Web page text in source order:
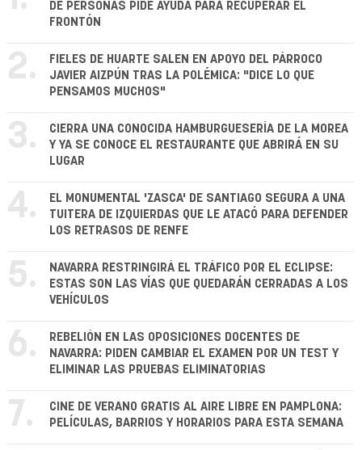
DE PERSONAS PIDE AYUDA PARA RECUPERAR EL
FRONTÓN
2.
FIELES DE HUARTE SALEN EN APOYO DEL PÁRROCO
JAVIER AIZPÚN TRAS LA POLÉMICA: "DICE LO QUE
PENSAMOS MUCHOS"
3.
CIERRA UNA CONOCIDA HAMBURGUESERÍA DE LA MOREA
Y YA SE CONOCE EL RESTAURANTE QUE ABRIRÁ EN SU
LUGAR
4.
EL MONUMENTAL 'ZASCA' DE SANTIAGO SEGURA A UNA
TUITERA DE IZQUIERDAS QUE LE ATACÓ PARA DEFENDER
LOS RETRASOS DE RENFE
5.
NAVARRA RESTRINGIRÁ EL TRÁFICO POR EL ECLIPSE:
ESTAS SON LAS VÍAS QUE QUEDARÁN CERRADAS A LOS
VEHÍCULOS
6.
REBELIÓN EN LAS OPOSICIONES DOCENTES DE
NAVARRA: PIDEN CAMBIAR EL EXAMEN POR UN TEST Y
ELIMINAR LAS PRUEBAS ELIMINATORIAS
7.
CINE DE VERANO GRATIS AL AIRE LIBRE EN PAMPLONA:
PELÍCULAS, BARRIOS Y HORARIOS PARA ESTA SEMANA